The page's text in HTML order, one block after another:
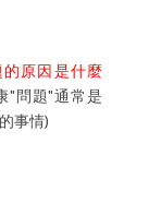
原因是什麼
"問題"通常是
事情)